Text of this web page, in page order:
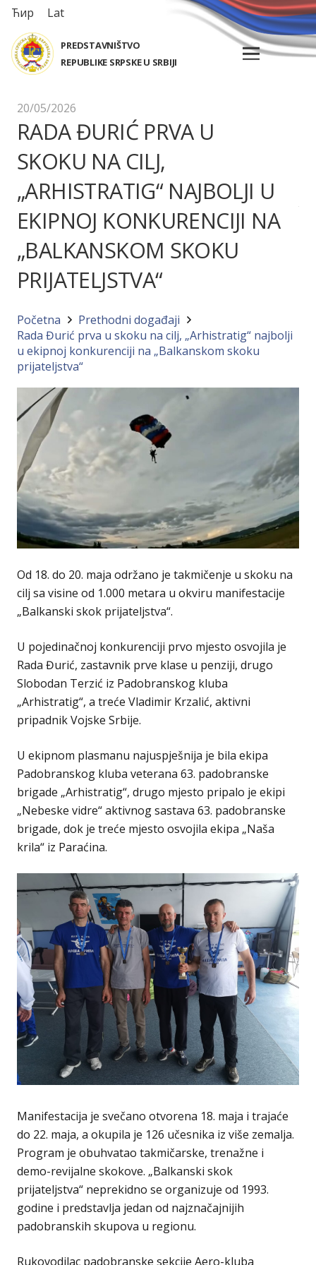
Ћир Lat
PREDSTAVNIŠTVO
REPUBLIKE SRPSKE U SRBIJI
20/05/2026
RADA ĐURIĆ PRVA U
SKOKU NA CILJ,
„ARHISTRATIG“ NAJBOLJI U
EKIPNOJ KONKURENCIJI NA
„BALKANSKOM SKOKU
PRIJATELJSTVA“
Početna
Prethodni događaji
Rada Đurić prva u skoku na cilj, „Arhistratig“ najbolji
u ekipnoj konkurenciji na „Balkanskom skoku
prijateljstva“
Od 18. do 20. maja održano je takmičenje u skoku na
cilj sa visine od 1.000 metara u okviru manifestacije
„Balkanski skok prijateljstva“.
U pojedinačnoj konkurenciji prvo mjesto osvojila je
Rada Đurić, zastavnik prve klase u penziji, drugo
Slobodan Terzić iz Padobranskog kluba
„Arhistratig“, a treće Vladimir Krzalić, aktivni
pripadnik Vojske Srbije.
U ekipnom plasmanu najuspješnija je bila ekipa
Padobranskog kluba veterana 63. padobranske
brigade „Arhistratig“, drugo mjesto pripalo je ekipi
„Nebeske vidre“ aktivnog sastava 63. padobranske
brigade, dok je treće mjesto osvojila ekipa „Naša
krila“ iz Paraćina.
Manifestacija je svečano otvorena 18. maja i trajaće
do 22. maja, a okupila je 126 učesnika iz više zemalja.
Program je obuhvatao takmičarske, trenažne i
demo-revijalne skokove. „Balkanski skok
prijateljstva“ neprekidno se organizuje od 1993.
godine i predstavlja jedan od najznačajnijih
padobranskih skupova u regionu.
Rukovodilac padobranske sekcije Aero-kluba